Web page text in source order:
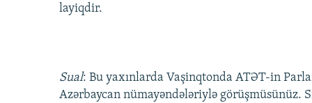
layiqdir.
Sual: Bu yaxınlarda Vaşinqtonda ATƏT-in
Azərbaycan nümayəndələriylə görüşmüsünüz.